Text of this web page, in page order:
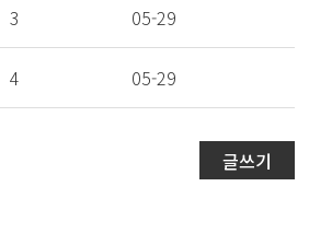
3 05-29
4 05-29
글쓰기